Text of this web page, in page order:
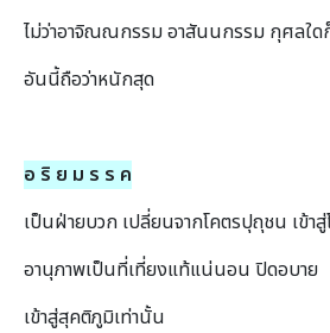
ไม่ว่าอาจิณณกรรม อาสันนกรรม กุศลใด
อันนี้ถือว่าหนักสุด
อ ริ ย ม ร ร ค
เป็นฝ่ายบวก เปลี่ยนจากโคตรปุถุชน เข้า
อานุภาพเป็นที่เที่ยงแท้แน่นอน ปิดอบาย
เข้าสู่สุคติภูมิเท่านั้น